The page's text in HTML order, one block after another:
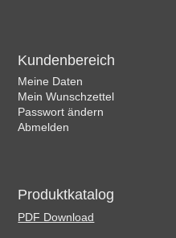
Kundenbereich
Meine Daten
Mein Wunschzettel
Passwort ändern
Abmelden
Produktkatalog
PDF Download